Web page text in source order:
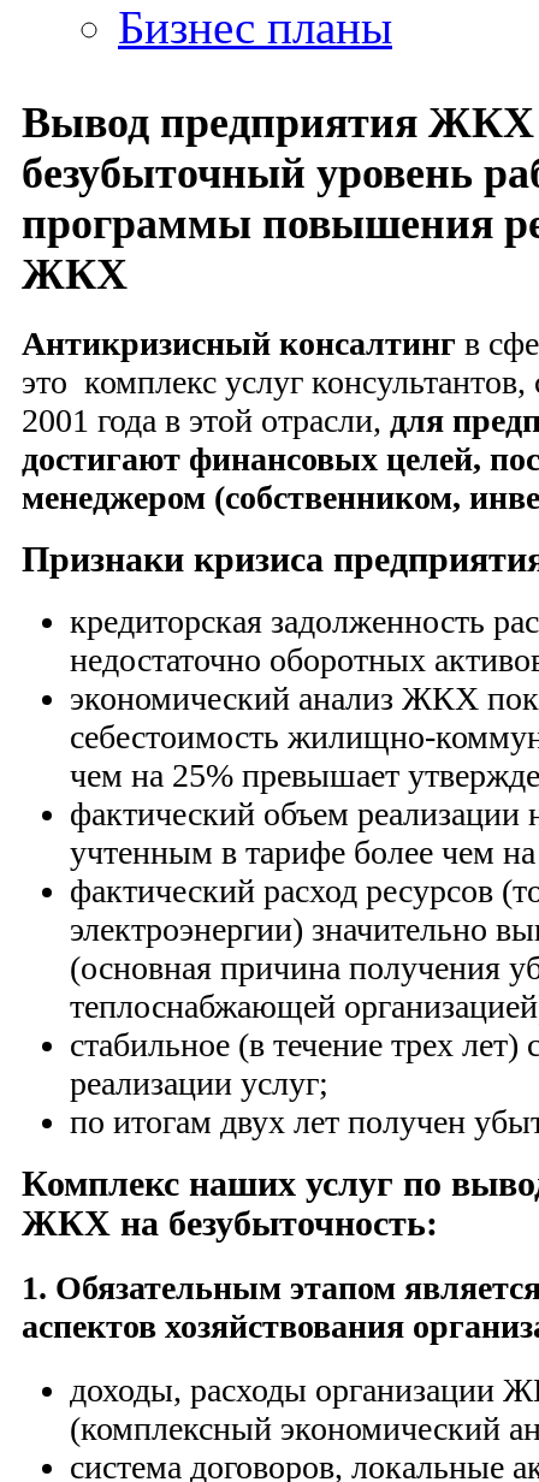
Бизнес планы
Вывод предприятия ЖКХ
безубыточный уровень
программы повышения
ЖКХ
Антикризисный консалтинг в
это комплекс услуг
2001 года в этой отрасли, для
достигают финансовых целей,
менеджером (собственником,
Признаки кризиса
кредиторская задолженность
недостаточно оборотных
экономический анализ ЖКХ
себестоимость жилищно-
чем на 25% превышает
фактический объем реализации
учтенным в тарифе более чем
фактический расход ресурсов
электроэнергии) значительно
(основная причина получения
теплоснабжающей
стабильное (в течение трех
реализации услуг;
по итогам двух лет получен
Комплекс наших услуг по
ЖКХ на безубыточность:
1. Обязательным этапом
аспектов хозяйствования
доходы, расходы организации
(комплексный экономический
система договоров, локальные